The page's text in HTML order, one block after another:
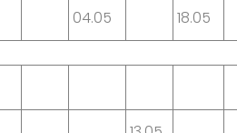
04.05 18.05